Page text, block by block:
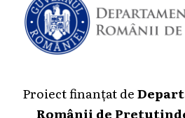
Proiect finanțat de
Românii de